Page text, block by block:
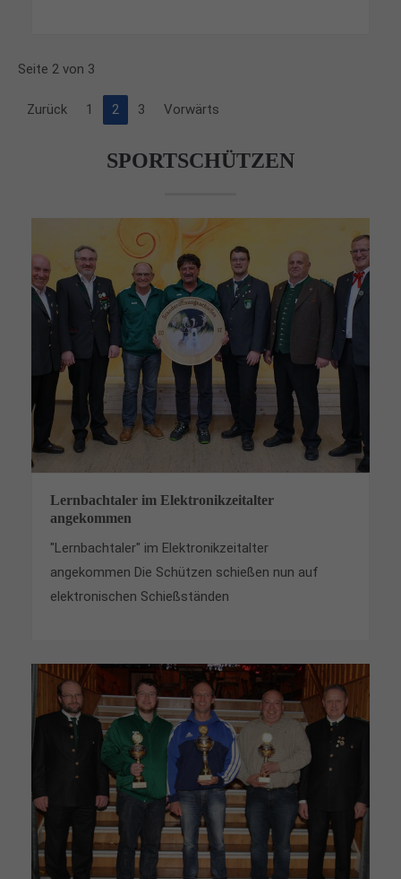
Seite 2 von 3
Zurück 1 2 3 Vorwärts
SPORTSCHÜTZEN
Lernbachtaler im Elektronikzeitalter
angekommen
"Lernbachtaler" im Elektronikzeitalter
angekommen Die Schützen schießen nun auf
elektronischen Schießständen